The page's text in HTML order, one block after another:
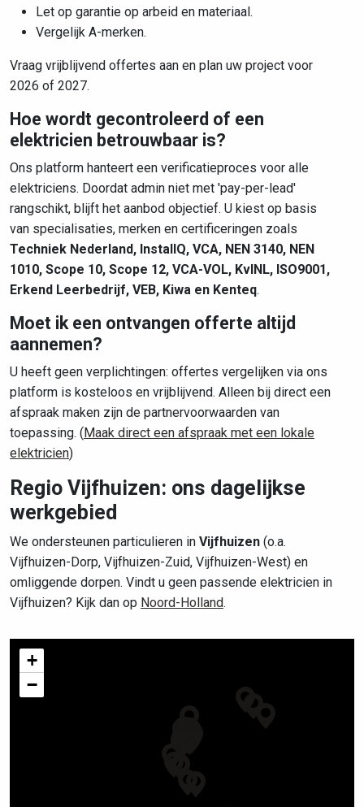
Let op garantie op arbeid en materiaal.
Vergelijk A-merken.
Vraag vrijblijvend offertes aan en plan uw project voor
2026 of 2027.
Hoe wordt gecontroleerd of een
elektricien betrouwbaar is?
Ons platform hanteert een verificatieproces voor alle
elektriciens. Doordat admin niet met 'pay-per-lead'
rangschikt, blijft het aanbod objectief. U kiest op basis
van specialisaties, merken en certificeringen zoals
Techniek Nederland, InstallQ, VCA, NEN 3140, NEN
1010, Scope 10, Scope 12, VCA-VOL, KvINL, ISO9001,
Erkend Leerbedrijf, VEB, Kiwa en Kenteq.
Moet ik een ontvangen offerte altijd
aannemen?
U heeft geen verplichtingen: offertes vergelijken via ons
platform is kosteloos en vrijblijvend. Alleen bij direct een
afspraak maken zijn de partnervoorwaarden van
toepassing. (Maak direct een afspraak met een lokale
elektricien)
Regio Vijfhuizen: ons dagelijkse
werkgebied
We ondersteunen particulieren in Vijfhuizen (o.a.
Vijfhuizen-Dorp, Vijfhuizen-Zuid, Vijfhuizen-West) en
omliggende dorpen. Vindt u geen passende elektricien in
Vijfhuizen? Kijk dan op Noord-Holland.
+
−